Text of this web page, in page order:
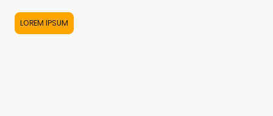
LOREM IPSUM